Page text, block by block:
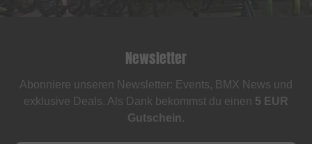
Newsletter
Abonniere unseren Newsletter: Events, BMX News und
exklusive Deals. Als Dank bekommst du einen 5 EUR
Gutschein.